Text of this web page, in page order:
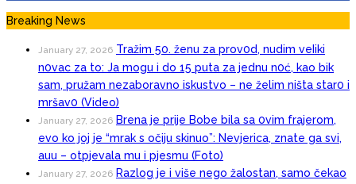
Breaking News
January 27, 2026 Tražim 50. ženu za prov0d, nudim veIiki
n0vac za to: Ja mogu i do 15 puta za jednu n0ć, kao bik
sam, pružam nezaboravno iskustvo – ne želim ništa star0 i
mršav0 (Video)
January 27, 2026 Brena je prije Bobe bila sa 0vim frajerom,
evo ko joj je “mrak s očiju skinuo”: Nevjerica, znate ga svi,
auu – otpjevala mu i pjesmu (Foto)
January 27, 2026 Razlog je i više nego žalostan, samo čekao